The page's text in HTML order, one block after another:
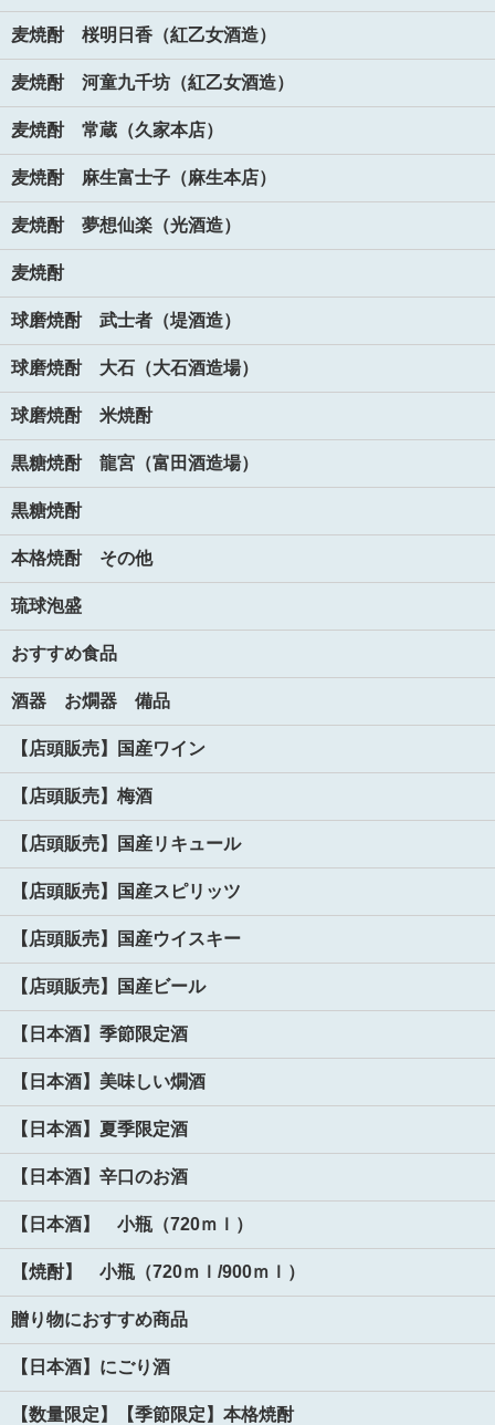
麦焼酎 桜明日香（紅乙女酒造）
麦焼酎 河童九千坊（紅乙女酒造）
麦焼酎 常蔵（久家本店）
麦焼酎 麻生富士子（麻生本店）
麦焼酎 夢想仙楽（光酒造）
麦焼酎
球磨焼酎 武士者（堤酒造）
球磨焼酎 大石（大石酒造場）
球磨焼酎 米焼酎
黒糖焼酎 龍宮（富田酒造場）
黒糖焼酎
本格焼酎 その他
琉球泡盛
おすすめ食品
酒器 お燗器 備品
【店頭販売】国産ワイン
【店頭販売】梅酒
【店頭販売】国産リキュール
【店頭販売】国産スピリッツ
【店頭販売】国産ウイスキー
【店頭販売】国産ビール
【日本酒】季節限定酒
【日本酒】美味しい燗酒
【日本酒】夏季限定酒
【日本酒】辛口のお酒
【日本酒】 小瓶（720ｍｌ）
【焼酎】 小瓶（720ｍｌ/900ｍｌ）
贈り物におすすめ商品
【日本酒】にごり酒
【数量限定】【季節限定】本格焼酎